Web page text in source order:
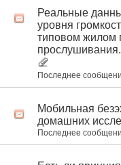
Реальные
уровня
типовом жилом
прослушивания.
Последнее
Мобильная
домашних
Последнее